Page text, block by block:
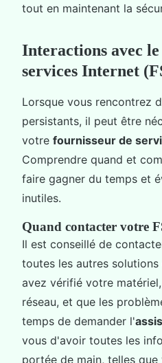
tout en maintenant la
Interactions avec
services Internet
Lorsque vous rencontrez
persistants, il peut être
votre fournisseur de
Comprendre quand et
faire gagner du temps et
inutiles.
Quand contacter votre
Il est conseillé de
toutes les autres
avez vérifié votre
réseau, et que les
temps de demander l'
vous d'avoir toutes les
portée de main, telles